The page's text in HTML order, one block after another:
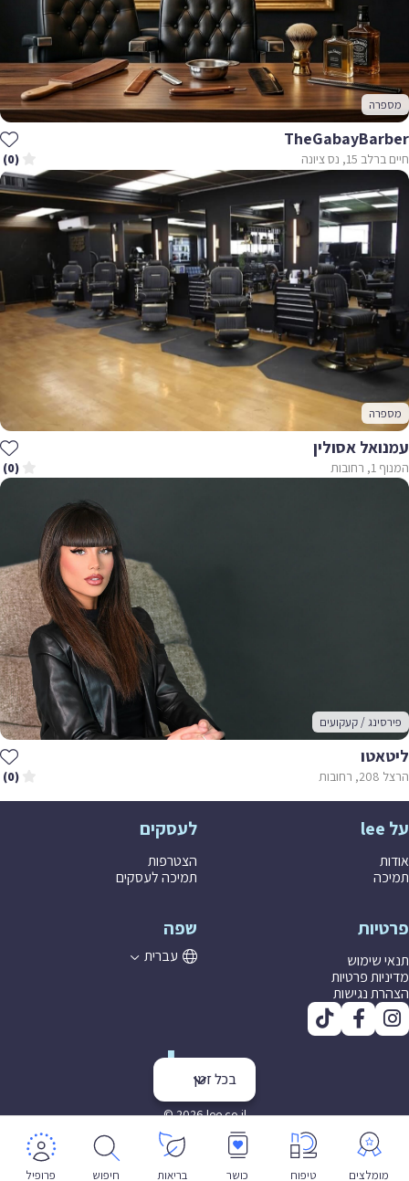
מספרה
TheGabayBarber
חיים ברלב 15, נס ציונה (0)
מספרה
עמנואל אסולין
המנוף 1, רחובות (0)
פירסינג / קעקועים
ליטאטו
הרצל 208, רחובות (0)
בכל זמן
על lee
אודות
תמיכה
לעסקים
הצטרפות
תמיכה לעסקים
פרטיות
תנאי שימוש
מדיניות פרטיות
הצהרת נגישות
שפה
עברית
© 2026 lee co il
מומלצים טיפוח כושר בריאות חיפוש פרופיל